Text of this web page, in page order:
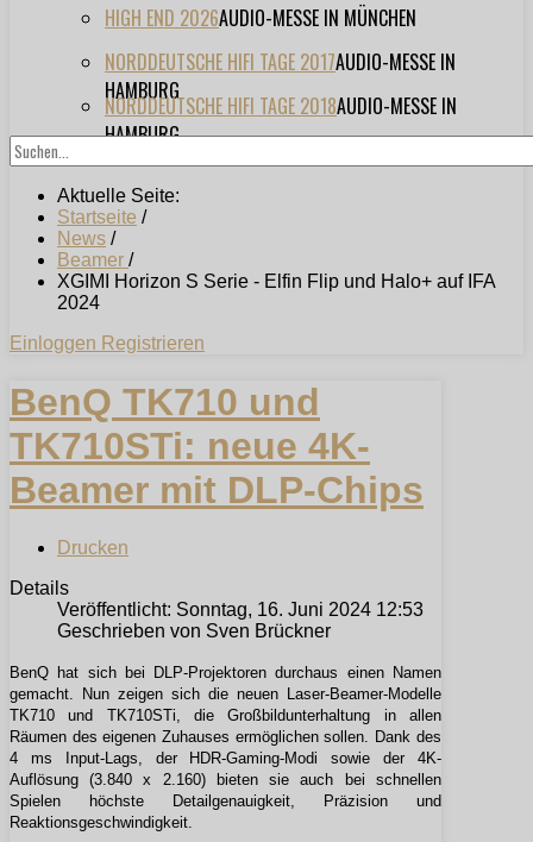
HIGH END 2026AUDIO-MESSE IN MÜNCHEN
NORDDEUTSCHE HIFI TAGE 2017AUDIO-MESSE IN
HAMBURG
NORDDEUTSCHE HIFI TAGE 2018AUDIO-MESSE IN
HAMBURG
Aktuelle Seite:
Startseite /
News /
Beamer /
XGIMI Horizon S Serie - Elfin Flip und Halo+ auf IFA
2024
Einloggen Registrieren
BenQ TK710 und
TK710STi: neue 4K-
Beamer mit DLP-Chips
Drucken
Details
Veröffentlicht: Sonntag, 16. Juni 2024 12:53
Geschrieben von Sven Brückner
BenQ hat sich bei DLP-Projektoren durchaus einen Namen
gemacht. Nun zeigen sich die neuen Laser-Beamer-Modelle
TK710 und TK710STi, die Großbildunterhaltung in allen
Räumen des eigenen Zuhauses ermöglichen sollen. Dank des
4 ms Input-Lags, der HDR-Gaming-Modi sowie der 4K-
Auflösung (3.840 x 2.160) bieten sie auch bei schnellen
Spielen höchste Detailgenauigkeit, Präzision und
Reaktionsgeschwindigkeit.